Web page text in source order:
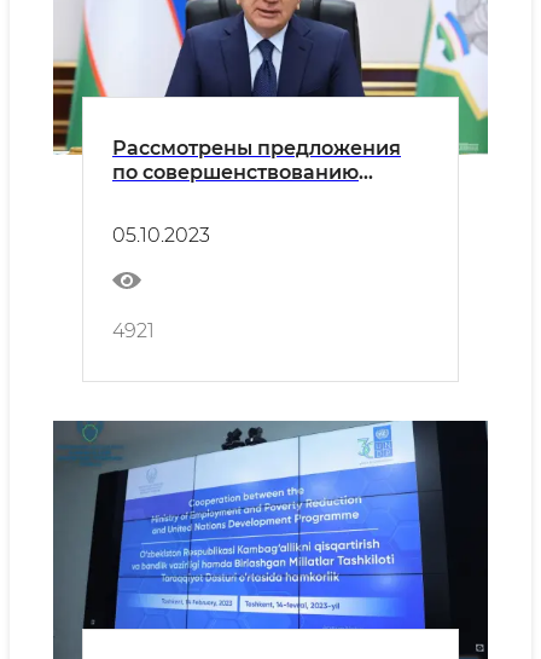
Рассмотрены предложения
по совершенствованию
05.10.2023
4921